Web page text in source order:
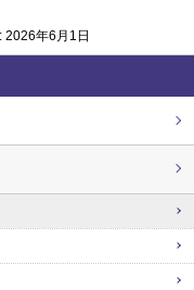
2026年6月1日